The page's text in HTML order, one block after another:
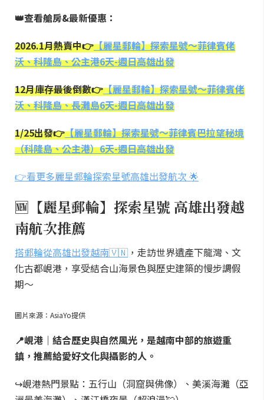
👑查看艙房&最新優惠：
2026.1月熱賣中👉【麗星郵輪】探索星號～菲律賓佬
沃、科隆島、公主港6天-週日高雄出發
12月庫存最後倒數👉【麗星郵輪】探索星號～菲律賓佬
沃、科隆島、長灘島6天-週日高雄出發
1/25出發👉【麗星郵輪】探索星號～菲律賓巴拉望秘境
（科隆島、公主港）6天-週日高雄出發
👉看更多麗星郵輪探索星號高雄出發航次 🌟
🆕【麗星郵輪】探索星號 高雄出發越
南航次推薦
搭郵輪從高雄出發越南🇻🇳 ，走訪世界遺產下龍灣、文
化古都峴港，享受結合山海景色與歷史建築的慢步調假
期～
圖片來源：AsiaYo提供
📍峴港｜結合歷史與自然風光，是越南中部的旅遊重
鎮，推薦給愛好文化與攝影的人。
↪峴港熱門景點：五行山（洞窟與佛像）、美溪海灘（亞